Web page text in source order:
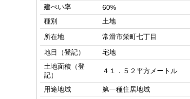
建ぺい率
60%
種別
土地
所在地
常滑市栄町七丁目
地目（登記）
宅地
土地面積（登
記）
４１．５２平方メートル
用途地域
第一種住居地域